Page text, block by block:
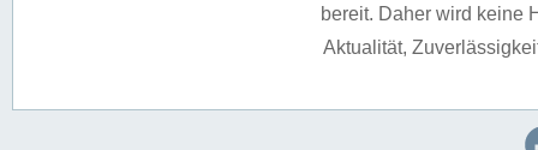
bereit. Daher wird keine
Aktualität,